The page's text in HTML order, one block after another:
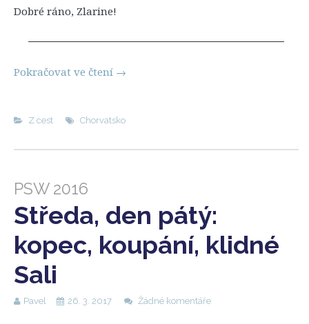
Dobré ráno, Zlarine!
Pokračovat ve čtení →
Z cest Chorvatsko
PSW 2016
Středa, den pátý:
kopec, koupání, klidné
Sali
Pavel 26. 3. 2017 Žádné komentáře